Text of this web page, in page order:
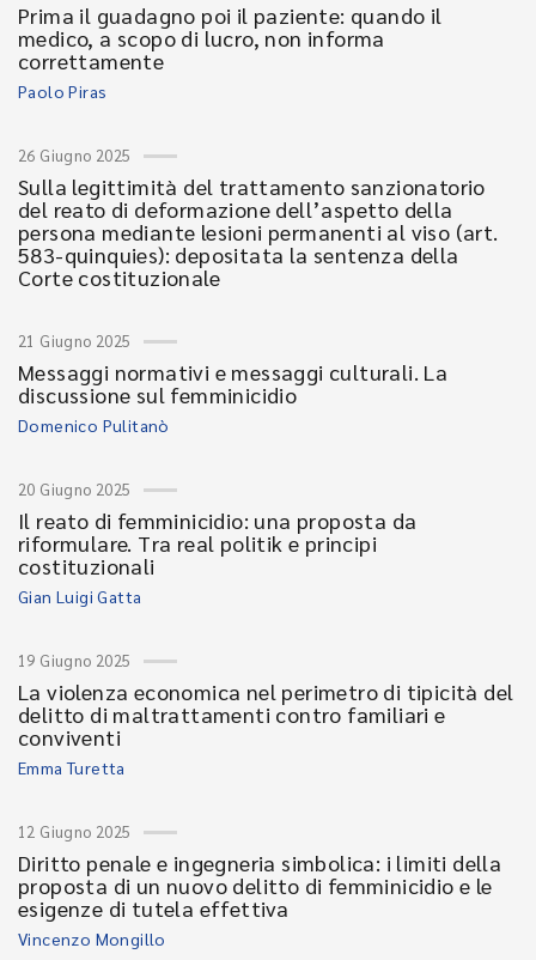
Prima il guadagno poi il paziente: quando il
medico, a scopo di lucro, non informa
correttamente
Paolo Piras
26 Giugno 2025
Sulla legittimità del trattamento sanzionatorio
del reato di deformazione dell’aspetto della
persona mediante lesioni permanenti al viso (art.
583-quinquies): depositata la sentenza della
Corte costituzionale
21 Giugno 2025
Messaggi normativi e messaggi culturali. La
discussione sul femminicidio
Domenico Pulitanò
20 Giugno 2025
Il reato di femminicidio: una proposta da
riformulare. Tra real politik e principi
costituzionali
Gian Luigi Gatta
19 Giugno 2025
La violenza economica nel perimetro di tipicità del
delitto di maltrattamenti contro familiari e
conviventi
Emma Turetta
12 Giugno 2025
Diritto penale e ingegneria simbolica: i limiti della
proposta di un nuovo delitto di femminicidio e le
esigenze di tutela effettiva
Vincenzo Mongillo